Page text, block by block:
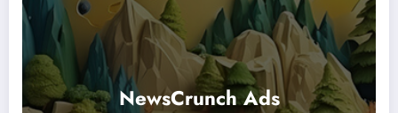
NewsCrunch Ads